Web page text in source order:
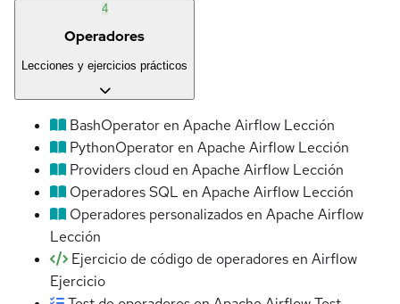
4
Operadores
Lecciones y ejercicios prácticos
BashOperator en Apache Airflow Lección
PythonOperator en Apache Airflow Lección
Providers cloud en Apache Airflow Lección
Operadores SQL en Apache Airflow Lección
Operadores personalizados en Apache Airflow
Lección
Ejercicio de código de operadores en Airflow
Ejercicio